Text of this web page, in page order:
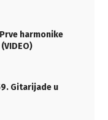
harmonike
Gitarijade u